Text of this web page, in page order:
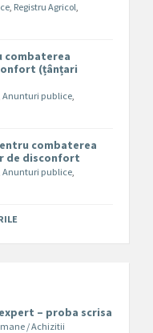
, Registru Agricol,
combaterea
(țânțari
Anunturi publice,
combaterea
de disconfort
Anunturi publice,
– proba scrisa
/ Achizitii